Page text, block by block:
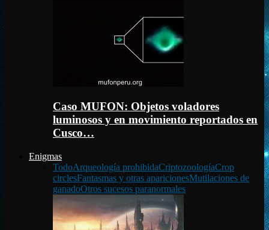
Caso MUFON: Objetos voladores
luminosos y en movimiento reportados en
Cusco…
Enigmas
TodoArqueología prohibidaCriptozoologíaCrop
circlesFantasmas y otras aparicionesMutilaciones de
ganadoOtros sucesos paranormales